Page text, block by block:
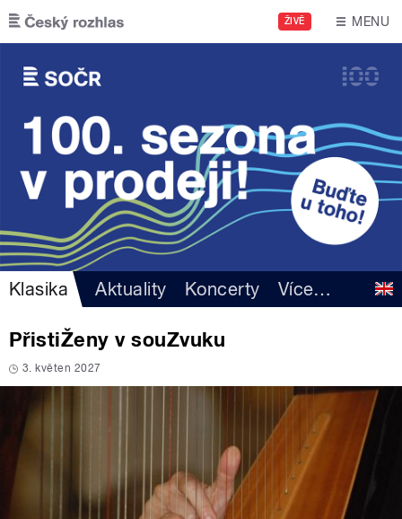
Přejít k hlavnímu obsahu
ŽIVĚ MENU
Klasika Aktuality Koncerty Více…
PřistiŽeny v souZvuku
3. květen 2027